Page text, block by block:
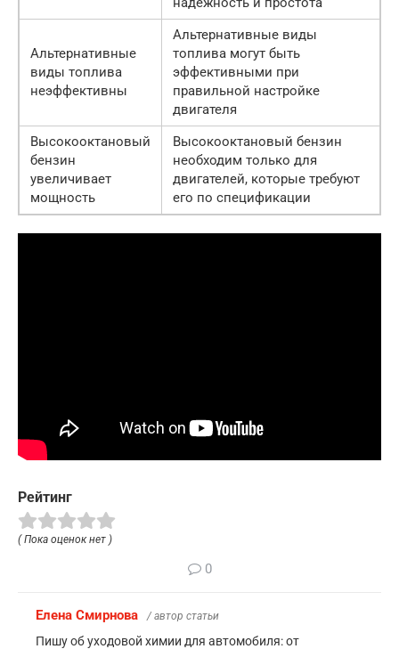
Альтернативные
виды топлива
неэффективны
Альтернативные виды
топлива могут быть
эффективными при
правильной настройке
двигателя
Высокооктановый
бензин
увеличивает
мощность
Высокооктановый бензин
необходим только для
двигателей, которые требуют
его по спецификации
Рейтинг
( Пока оценок нет )
0
Елена Смирнова / автор статьи
Пишу об уходовой химии для автомобиля: от